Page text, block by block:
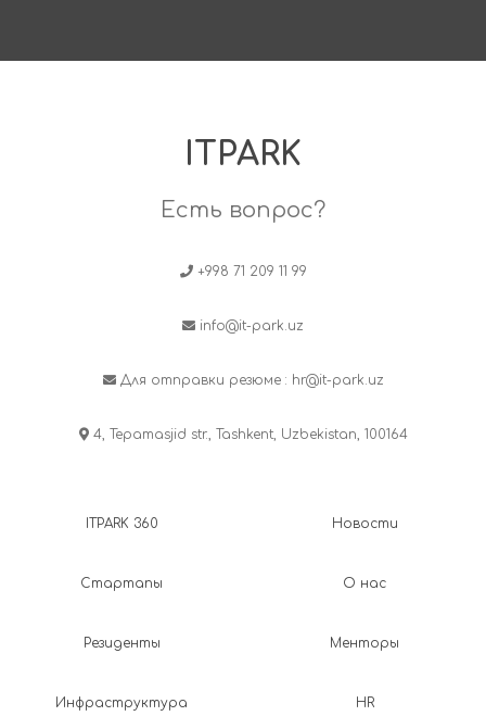
ITPARK
Есть вопрос?
+998 71 209 11 99
info@it-park.uz
Для отправки резюме : hr@it-park.uz
4, Tepamasjid str., Tashkent, Uzbekistan, 100164
ITPARK 360
Стартапы
Резиденты
Инфраструктура
Новости
О нас
Менторы
HR